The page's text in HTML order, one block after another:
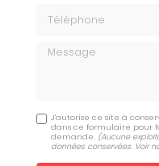
Message
J'autorise ce site à
dans ce formulaire pour
demande. (Aucune
données conservées. Voir